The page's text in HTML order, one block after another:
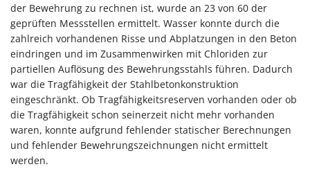
der Bewehrung zu rechnen ist, wurde an 23 von 60 der
geprüften Messstellen ermittelt. Wasser konnte durch die
zahlreich vorhandenen Risse und Abplatzungen in den Beton
eindringen und im Zusammenwirken mit Chloriden zur
partiellen Auflösung des Bewehrungsstahls führen. Dadurch
war die Tragfähigkeit der Stahlbetonkonstruktion
eingeschränkt. Ob Tragfähigkeitsreserven vorhanden oder ob
die Tragfähigkeit schon seinerzeit nicht mehr vorhanden
waren, konnte aufgrund fehlender statischer Berechnungen
und fehlender Bewehrungszeichnungen nicht ermittelt
werden.